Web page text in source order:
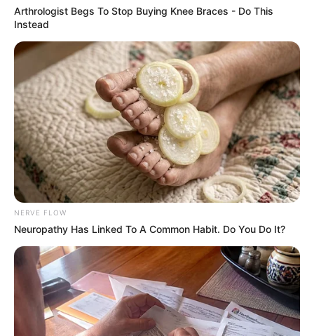
Will You Survive? 10 Things To Keep In Your
Emergency Kit
BRAINBERRIES
Arthrologist Begs To Stop Buying Knee Braces - Do This
Instead
NERVE FLOW
Neuropathy Has Linked To A Common Habit. Do You Do It?